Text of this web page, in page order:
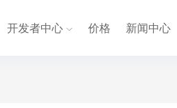
开发者中心 价格 新闻中心